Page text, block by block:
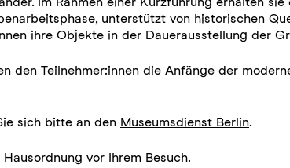
unterstützt von historischen
ihre Objekte in der Dauerausstellung der
den Teilnehmer:innen die Anfänge der
sich bitte an den Museumsdienst Berlin.
Hausordnung vor Ihrem Besuch.